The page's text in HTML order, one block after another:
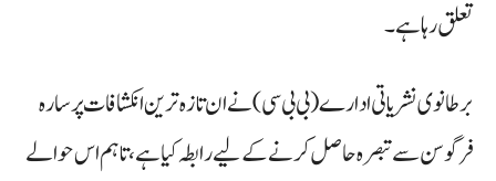
تعلق رہا ہے۔
برطانوی نشریاتی ادارے (بی بی سی) نے ان تازہ ترین انکشافات پر سارہ
فرگوسن سے تبصرہ حاصل کرنے کے لیے رابطہ کیا ہے، تاہم اس حوالے